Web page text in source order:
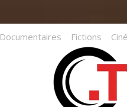
Documentaires Fictions